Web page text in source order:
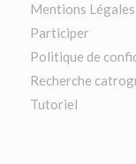
Mentions Légales
Participer
Politique de
Recherche
Tutoriel